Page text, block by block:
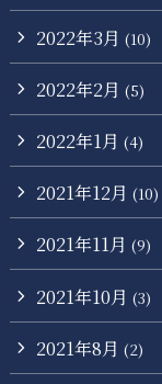
2022年3月 (10)
2022年2月 (5)
2022年1月 (4)
2021年12月 (10)
2021年11月 (9)
2021年10月 (3)
2021年8月 (2)